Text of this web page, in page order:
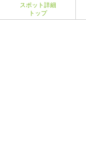
スポット詳細
トップ